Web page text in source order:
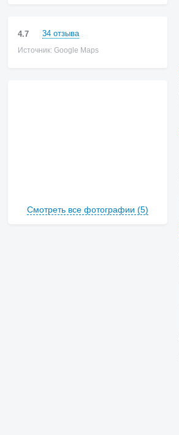
4.7 34 отзыва
Источник: Google Maps
Смотреть все фотографии (5)